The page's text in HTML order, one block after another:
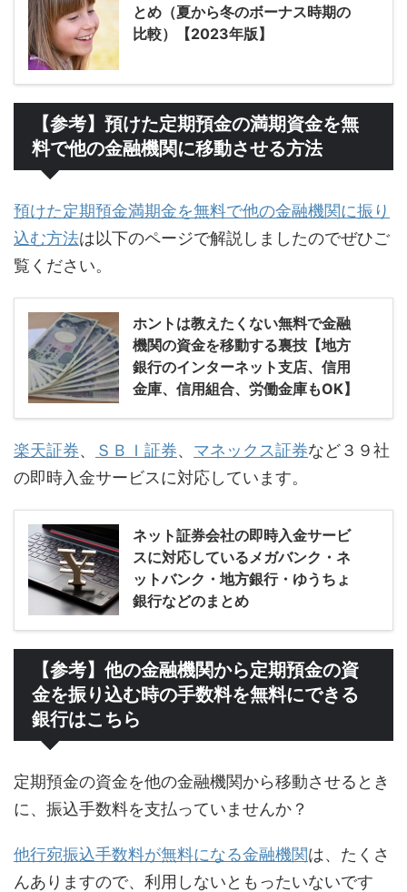
とめ（夏から冬のボーナス時期の
比較）【2023年版】
【参考】預けた定期預金の満期資金を無
料で他の金融機関に移動させる方法
預けた定期預金満期金を無料で他の金融機関に振り
込む方法は以下のページで解説しましたのでぜひご
覧ください。
ホントは教えたくない無料で金融
機関の資金を移動する裏技【地方
銀行のインターネット支店、信用
金庫、信用組合、労働金庫もOK】
楽天証券、 ＳＢＩ証券、 マネックス証券など３９社
の即時入金サービスに対応しています。
ネット証券会社の即時入金サービ
スに対応しているメガバンク・ネ
ットバンク・地方銀行・ゆうちょ
銀行などのまとめ
【参考】他の金融機関から定期預金の資
金を振り込む時の手数料を無料にできる
銀行はこちら
定期預金の資金を他の金融機関から移動させるとき
に、振込手数料を支払っていませんか？
他行宛振込手数料が無料になる金融機関は、たくさ
んありますので、利用しないともったいないです